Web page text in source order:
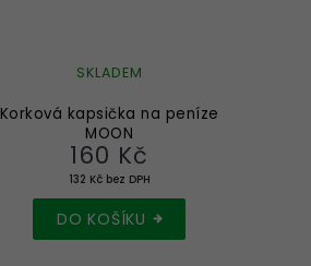
Korková kapsička na peníze
MOON
SKLADEM
132 Kč bez DPH
160 Kč
DO KOŠÍKU